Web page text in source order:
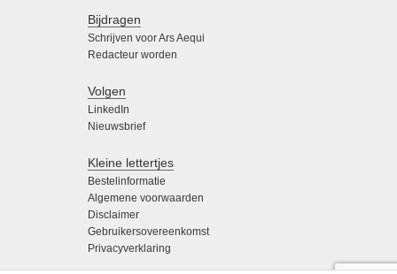
Bijdragen
Schrijven voor Ars Aequi
Redacteur worden
Volgen
LinkedIn
Nieuwsbrief
Kleine lettertjes
Bestelinformatie
Algemene voorwaarden
Disclaimer
Gebruikersovereenkomst
Privacyverklaring